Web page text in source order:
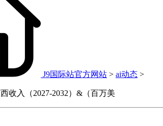
J9国际站官方网站 > ai动态 >
收入（2027-2032）&（百万美